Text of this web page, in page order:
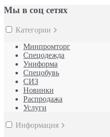
Мы в соц сетях
Категории
Минпромторг
Спецодежда
Униформа
Спецобувь
СИЗ
Новинки
Распродажа
Услуги
Информация